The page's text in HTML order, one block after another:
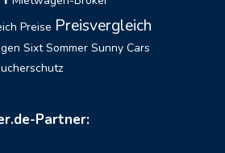
Preise Preisvergleich
Sixt Sommer Sunny Cars
Partner: